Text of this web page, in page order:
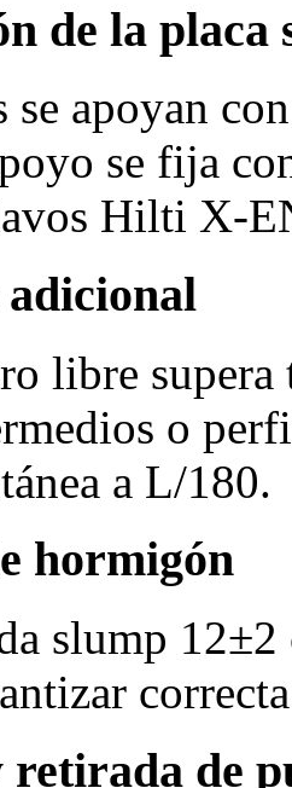
de la placa
se apoyan
se fija
Hilti
libre supera
o
a L/180.
hormigón
slump
retirada de